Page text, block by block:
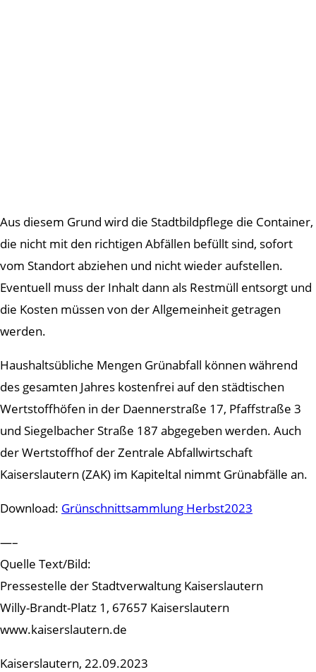
Aus diesem Grund wird die Stadtbildpflege die Container,
die nicht mit den richtigen Abfällen befüllt sind, sofort
vom Standort abziehen und nicht wieder aufstellen.
Eventuell muss der Inhalt dann als Restmüll entsorgt und
die Kosten müssen von der Allgemeinheit getragen
werden.
Haushaltsübliche Mengen Grünabfall können während
des gesamten Jahres kostenfrei auf den städtischen
Wertstoffhöfen in der Daennerstraße 17, Pfaffstraße 3
und Siegelbacher Straße 187 abgegeben werden. Auch
der Wertstoffhof der Zentrale Abfallwirtschaft
Kaiserslautern (ZAK) im Kapiteltal nimmt Grünabfälle an.
Download: Grünschnittsammlung Herbst2023
—–
Quelle Text/Bild:
Pressestelle der Stadtverwaltung Kaiserslautern
Willy-Brandt-Platz 1, 67657 Kaiserslautern
www.kaiserslautern.de
Kaiserslautern, 22.09.2023